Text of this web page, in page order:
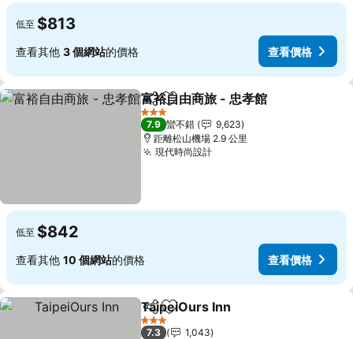
低至 $813
查看其他 3 個網站的價格 查看價格
分享 加入我的最愛
富裕自由商旅 - 忠孝館
3 星級
7.9 蠻不錯
9,623
距離松山機場 2.9 公里
現代時尚設計查看價格
低至 $842
查看其他 10 個網站的價格 查看價格
分享 加入我的最愛
TaipeiOurs Inn
3 星級
7.3
1,043